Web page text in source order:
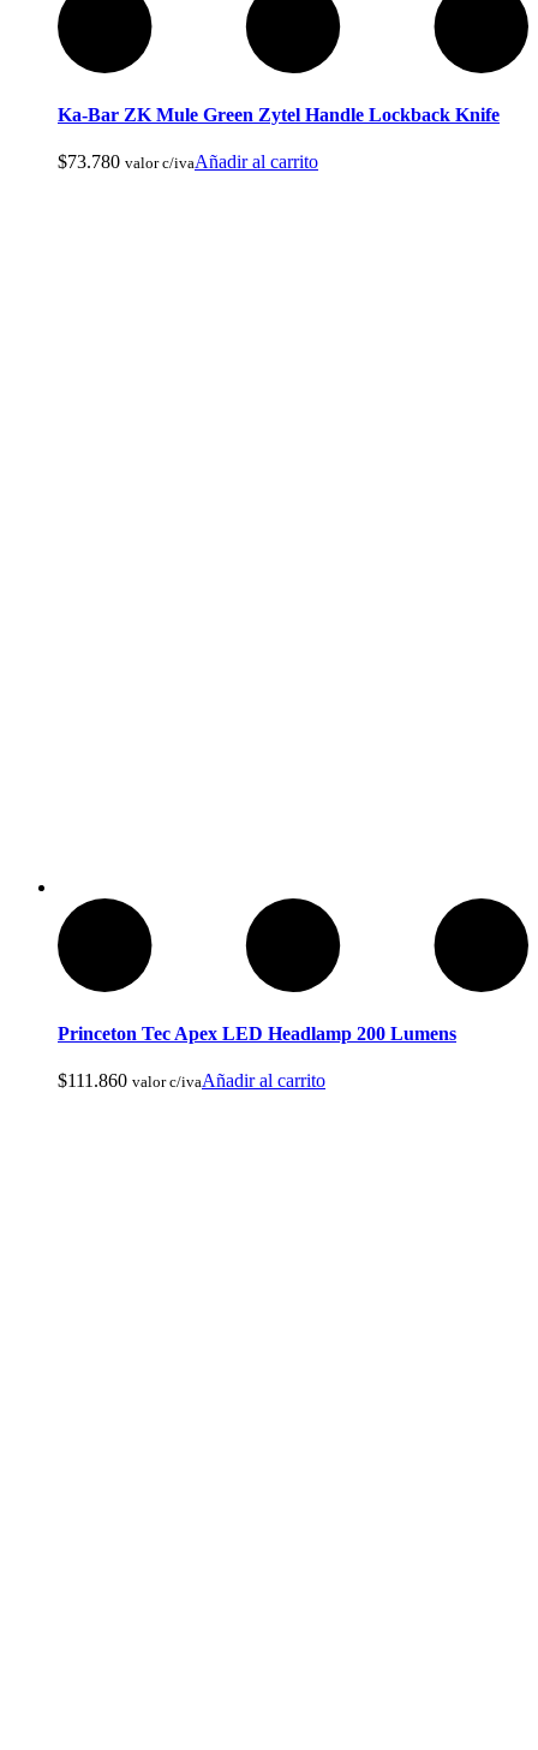
Ka-Bar ZK Mule Green Zytel Handle Lockback Knife
$73.780 valor c/ivaAñadir al carrito
Princeton Tec Apex LED Headlamp 200 Lumens
$111.860 valor c/ivaAñadir al carrito